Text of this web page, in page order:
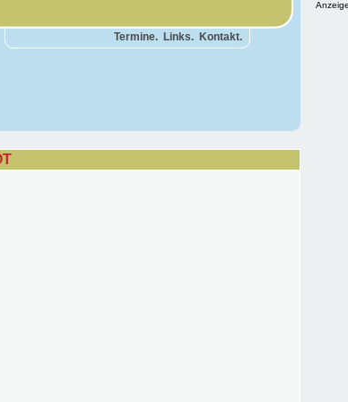
Termine. Links. Kontakt.